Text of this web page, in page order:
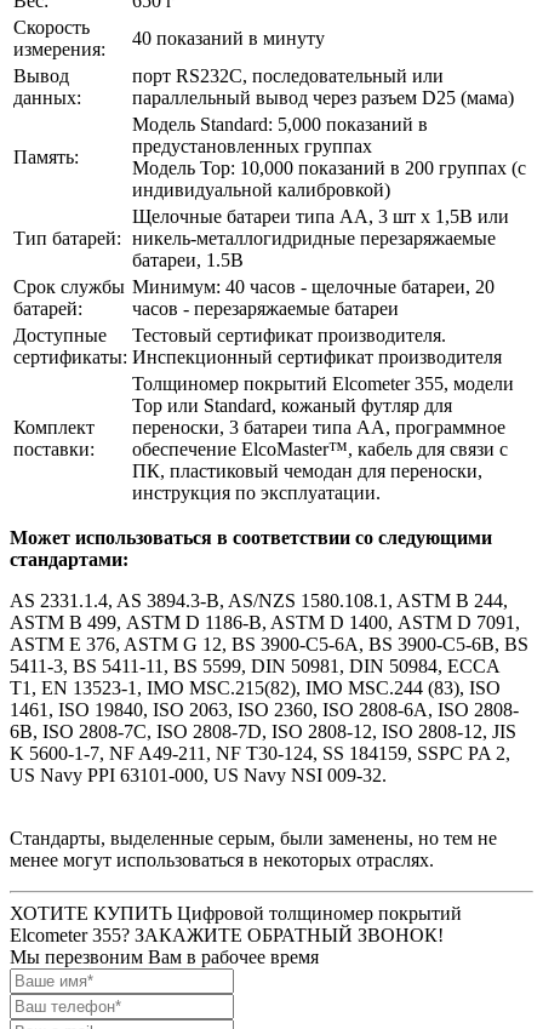
Скорость
измерения:
40 показаний в минуту
Вывод
данных:
порт RS232C, последовательный или
параллельный вывод через разъем D25 (мама)
Память:
Модель Standard: 5,000 показаний в
предустановленных группах
Модель Top: 10,000 показаний в 200 группах (с
индивидуальной калибровкой)
Тип батарей:
Щелочные батареи типа АА, 3 шт x 1,5В или
никель-металлогидридные перезаряжаемые
батареи, 1.5В
Срок службы
батарей:
Минимум: 40 часов - щелочные батареи, 20
часов - перезаряжаемые батареи
Доступные
сертификаты:
Тестовый сертификат производителя.
Инспекционный сертификат производителя
Комплект
поставки:
Толщиномер покрытий Elcometer 355, модели
Top или Standard, кожаный футляр для
переноски, 3 батареи типа AA, программное
обеспечение ElcoMaster™, кабель для связи с
ПК, пластиковый чемодан для переноски,
инструкция по эксплуатации.
Может использоваться в соответствии со следующими
стандартами:
AS 2331.1.4, AS 3894.3-B, AS/NZS 1580.108.1, ASTM B 244,
ASTM B 499, ASTM D 1186-B, ASTM D 1400, ASTM D 7091,
ASTM E 376, ASTM G 12, BS 3900-C5-6A, BS 3900-C5-6B, BS
5411-3, BS 5411-11, BS 5599, DIN 50981, DIN 50984, ECCA
T1, EN 13523-1, IMO MSC.215(82), IMO MSC.244 (83), ISO
1461, ISO 19840, ISO 2063, ISO 2360, ISO 2808-6A, ISO 2808-
6B, ISO 2808-7C, ISO 2808-7D, ISO 2808-12, ISO 2808-12, JIS
K 5600-1-7, NF A49-211, NF T30-124, SS 184159, SSPC PA 2,
US Navy PPI 63101-000, US Navy NSI 009-32.
Стандарты, выделенные серым, были заменены, но тем не
менее могут использоваться в некоторых отраслях.
ХОТИТЕ КУПИТЬ Цифровой толщиномер покрытий
Elcometer 355? ЗАКАЖИТЕ ОБРАТНЫЙ ЗВОНОК!
Мы перезвоним Вам в рабочее время